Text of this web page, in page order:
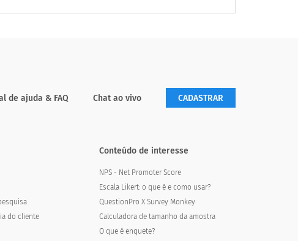
de ajuda & FAQ Chat ao vivo CADASTRAR
do cliente
Conteúdo de interesse
NPS - Net Promoter Score
Escala Likert: o que é e como usar?
QuestionPro X Survey Monkey
Calculadora de tamanho da amostra
O que é enquete?